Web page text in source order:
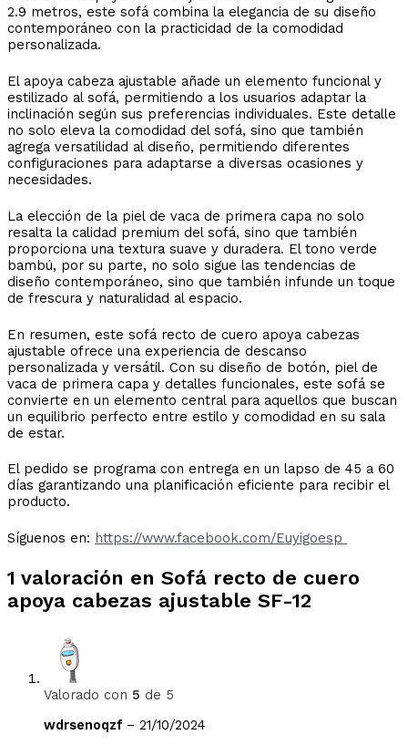
2.9 metros, este sofá combina la elegancia de su diseño
contemporáneo con la practicidad de la comodidad
personalizada.
El apoya cabeza ajustable añade un elemento funcional y
estilizado al sofá, permitiendo a los usuarios adaptar la
inclinación según sus preferencias individuales. Este detalle
no solo eleva la comodidad del sofá, sino que también
agrega versatilidad al diseño, permitiendo diferentes
configuraciones para adaptarse a diversas ocasiones y
necesidades.
La elección de la piel de vaca de primera capa no solo
resalta la calidad premium del sofá, sino que también
proporciona una textura suave y duradera. El tono verde
bambú, por su parte, no solo sigue las tendencias de
diseño contemporáneo, sino que también infunde un toque
de frescura y naturalidad al espacio.
En resumen, este sofá recto de cuero apoya cabezas
ajustable ofrece una experiencia de descanso
personalizada y versátil. Con su diseño de botón, piel de
vaca de primera capa y detalles funcionales, este sofá se
convierte en un elemento central para aquellos que buscan
un equilibrio perfecto entre estilo y comodidad en su sala
de estar.
El pedido se programa con entrega en un lapso de 45 a 60
días garantizando una planificación eficiente para recibir el
producto.
Síguenos en: https://www.facebook.com/Euyigoesp
1 valoración en Sofá recto de cuero
apoya cabezas ajustable SF-12
Valorado con 5 de 5
wdrsenoqzf – 21/10/2024